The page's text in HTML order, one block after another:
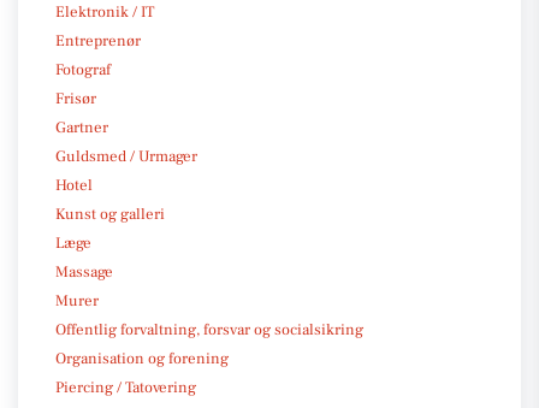
Elektronik / IT
Entreprenør
Fotograf
Frisør
Gartner
Guldsmed / Urmager
Hotel
Kunst og galleri
Læge
Massage
Murer
Offentlig forvaltning, forsvar og socialsikring
Organisation og forening
Piercing / Tatovering